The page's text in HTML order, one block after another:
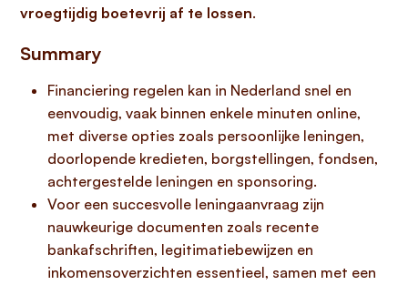
vroegtijdig boetevrij af te lossen.
Summary
Financiering regelen kan in Nederland snel en
eenvoudig, vaak binnen enkele minuten online,
met diverse opties zoals persoonlijke leningen,
doorlopende kredieten, borgstellingen, fondsen,
achtergestelde leningen en sponsoring.
Voor een succesvolle leningaanvraag zijn
nauwkeurige documenten zoals recente
bankafschriften, legitimatiebewijzen en
inkomensoverzichten essentieel, samen met een